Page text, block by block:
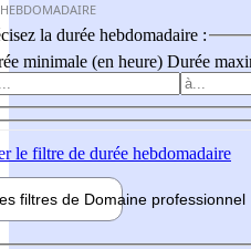
la durée hebdomadaire :
minimale (en heure) Durée
le filtre de durée hebdomadaire
filtres de Domaine professionnel